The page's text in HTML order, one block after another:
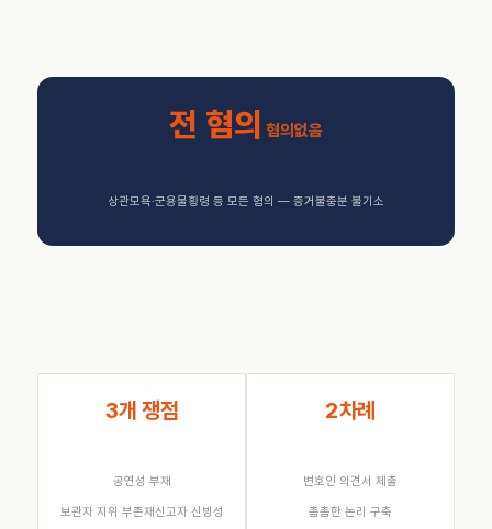
전 혐의 혐의없음
상관모욕·군용물횡령 등 모든 혐의 — 증거불충분 불기소
3개 쟁점
공연성 부재
보관자 지위 부존재신고자 신빙성
2차례
변호인 의견서 제출
촘촘한 논리 구축